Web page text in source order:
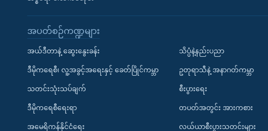
အပတ်စဉ်ကဏ္ဍများ
အယ်ဒီတာနဲ့ ဆွေးနွေးခန်း
ဒီမိုကရေစီ၊ လူ့အခွင့်အရေးနှင့် ခေတ်ပြိုင်ကမ္ဘာ
သတင်းသုံးသပ်ချက်
ဒီမိုကရေစီရေးရာ
အမေရိကန်နိုင်ငံရေး
သိပ္ပံနဲ့နည်းပညာ
ဥတုရာသီနဲ့ အနာဂတ်ကမ္ဘာ
စီးပွားရေး
တပတ်အတွင်း အားကစား
လယ်ယာစီးပွားသတင်းများ